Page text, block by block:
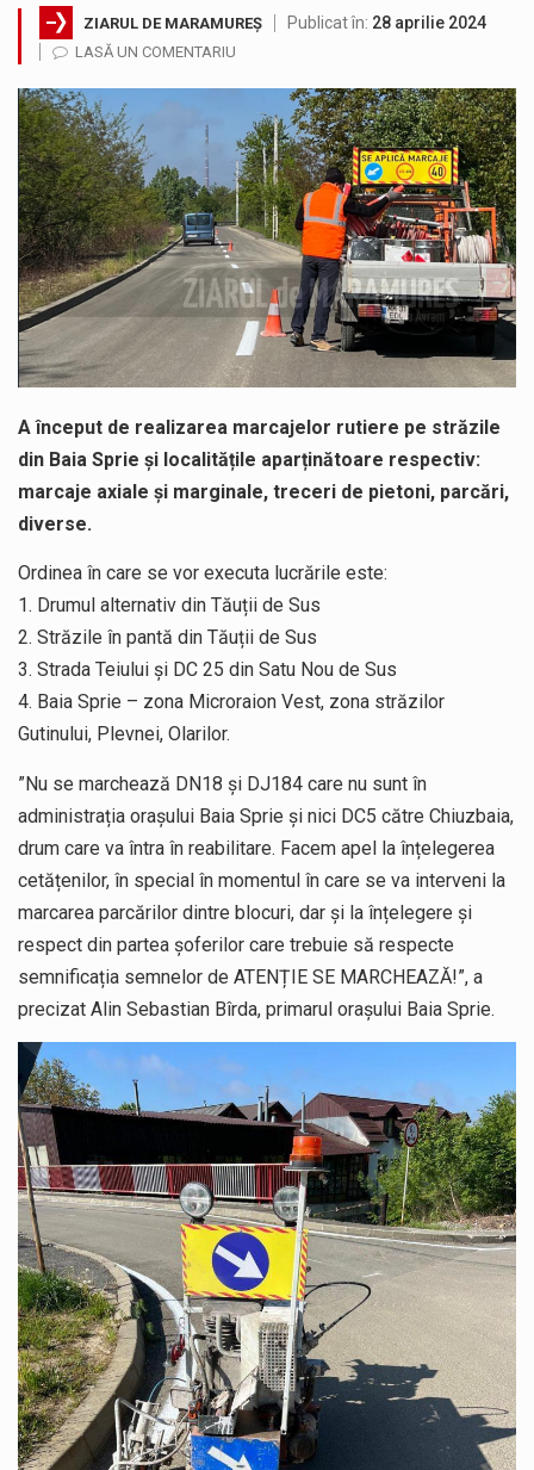
Noile statii de călători, achizitionate la preț de garsonieră per bucată, dezamăgesc total cetățenii care folosesc mijloacele de transport în…
Municipiul Baia Mare, prin Serviciul Public Comunitar Local de Evidență a Persoanelor - Serviciul Evidența Persoanelor, îi informează pe cetățenii…
Fostul deputat si primar Cătălin Cherecheș a fost invitat la Horia Nasra Show unde a sustinut o dezbatere pe teme…
Pompierii militari si un echipaj SMURD au intervenit in aceasta dimineata la degajarea unei persoane care a fost găsită spânzurată…
Liceul Ucrainean „Taras Șevcenko” din Sighetu Marmației, singurul liceu din România cu predare în limba ucraineană, are potențialul de a-și…
Proiectul pentru reconstrucția definitivă a podului peste râul Săsar din Baia Mare avansează într-o nouă etapă concretă. După asigurarea finanțării…
ZIARUL DE MARAMUREȘ Publicat în: 28 aprilie 2024
LASĂ UN COMENTARIU
A început de realizarea marcajelor rutiere pe străzile
din Baia Sprie și localitățile aparținătoare respectiv:
marcaje axiale și marginale, treceri de pietoni, parcări,
diverse.
Ordinea în care se vor executa lucrările este:
1. Drumul alternativ din Tăuții de Sus
2. Străzile în pantă din Tăuții de Sus
3. Strada Teiului și DC 25 din Satu Nou de Sus
4. Baia Sprie – zona Microraion Vest, zona străzilor
Gutinului, Plevnei, Olarilor.
”Nu se marchează DN18 și DJ184 care nu sunt în
administrația orașului Baia Sprie și nici DC5 către Chiuzbaia,
drum care va întra în reabilitare. Facem apel la înțelegerea
cetățenilor, în special în momentul în care se va interveni la
marcarea parcărilor dintre blocuri, dar și la înțelegere și
respect din partea șoferilor care trebuie să respecte
semnificația semnelor de ATENȚIE SE MARCHEAZĂ!”, a
precizat Alin Sebastian Bîrda, primarul orașului Baia Sprie.